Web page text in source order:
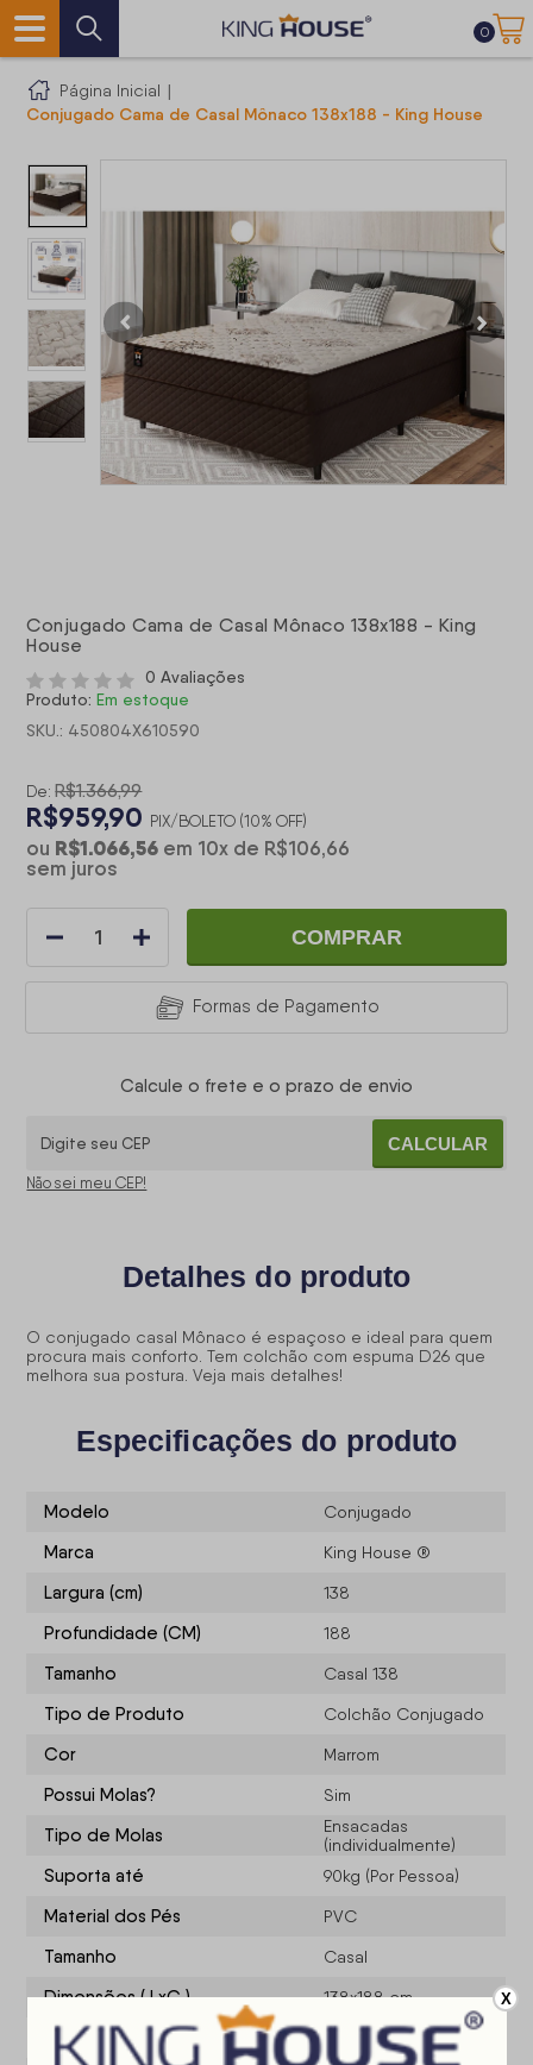
0
Página Inicial |
Conjugado Cama de Casal Mônaco 138x188 - King House
Conjugado Cama de Casal Mônaco 138x188 - King
House
0 Avaliações
Produto: Em estoque
SKU.: 450804X610590
De: R$1.366,99
R$959,90 PIX/BOLETO (10% OFF)
ou R$1.066,56 em 10x de R$106,66
sem juros
COMPRAR
Formas de Pagamento
Calcule o frete e o prazo de envio
CALCULAR
Não sei meu CEP!
Detalhes do produto
O conjugado casal Mônaco é espaçoso e ideal para quem
procura mais conforto. Tem colchão com espuma D26 que
melhora sua postura. Veja mais detalhes!
Especificações do produto
Modelo Conjugado
Marca King House ®
Largura (cm) 138
Profundidade (CM) 188
Tamanho Casal 138
Tipo de Produto Colchão Conjugado
Cor Marrom
Possui Molas? Sim
Tipo de Molas
Ensacadas
(individualmente)
Suporta até 90kg (Por Pessoa)
Material dos Pés PVC
Tamanho Casal
Dimensões ( LxC ) 138x188 cm
Nível de Conforto
X